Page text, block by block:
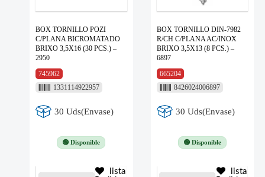
BOX TORNILLO POZI
C/PLANA BICROMATADO
BRIXO 3,5X16 (30 PCS.) –
2950
745962
1331114922957
30 Uds(Envase)
🟢 Disponible
lista
BOX TORNILLO DIN-7982
R/CH C/PLANA AC/INOX
BRIXO 3,5X13 (8 PCS.) –
6897
665204
8426024006897
30 Uds(Envase)
🟢 Disponible
lista